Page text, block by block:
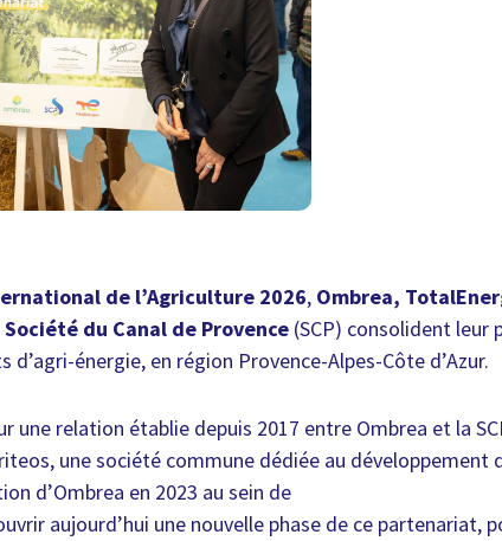
de l’Agriculture 2026, Ombrea,
du Canal de Provence (SCP) consolident leur
énergie, en région Provence-Alpes-Côte d’Azur.
une relation établie depuis 2017 entre Ombrea et la
une société commune dédiée au
d’Ombrea en 2023 au sein de
aujourd’hui une nouvelle phase de ce partenariat,